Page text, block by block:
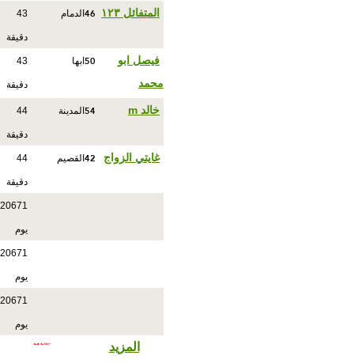
المتفائل ١٢٣ 46 الدمام 43
دقيقة
فيصل ابو
محمد
50 ابها 43
دقيقة
خالد m 54 المدينة 44
دقيقة
غايتي الزواج 42 القصيم 44
دقيقة
20671
يوم
20671
يوم
20671
يوم
المزيد